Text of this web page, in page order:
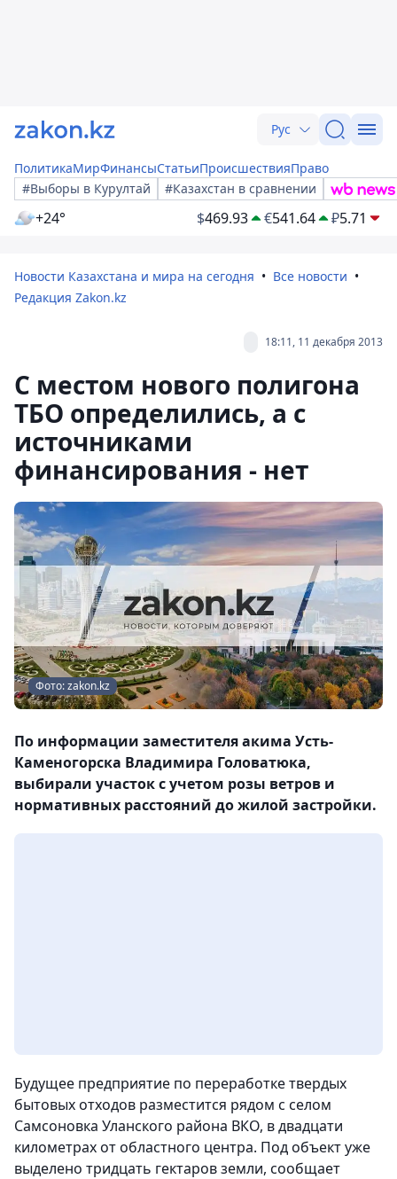
Рус
ПолитикаМирФинансыСтатьиПроисшествияПраво
#Выборы в Курултай
#Казахстан в сравнении
+24° $469.93 €541.64 ₽5.71
Новости Казахстана и мира на сегодня
Все новости
Редакция Zakon.kz
18:11, 11 декабря 2013
С местом нового полигона
ТБО определились, а с
источниками
финансирования - нет
Фото: zakon.kz
По информации заместителя акима Усть-
Каменогорска Владимира Головатюка,
выбирали участок с учетом розы ветров и
нормативных расстояний до жилой застройки.
Будущее предприятие по переработке твердых
бытовых отходов разместится рядом с селом
Самсоновка Уланского района ВКО, в двадцати
километрах от областного центра. Под объект уже
выделено тридцать гектаров земли, сообщает